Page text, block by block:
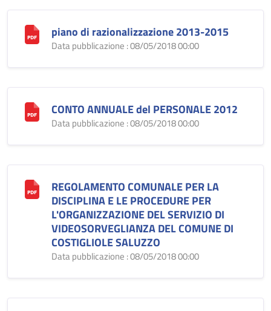
piano di razionalizzazione 2013-2015
Data pubblicazione : 08/05/2018 00:00
CONTO ANNUALE del PERSONALE 2012
Data pubblicazione : 08/05/2018 00:00
REGOLAMENTO COMUNALE PER LA
DISCIPLINA E LE PROCEDURE PER
L'ORGANIZZAZIONE DEL SERVIZIO DI
VIDEOSORVEGLIANZA DEL COMUNE DI
COSTIGLIOLE SALUZZO
Data pubblicazione : 08/05/2018 00:00